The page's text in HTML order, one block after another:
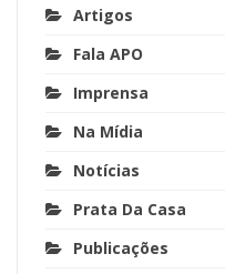
Artigos
Fala APO
Imprensa
Na Mídia
Notícias
Prata Da Casa
Publicações